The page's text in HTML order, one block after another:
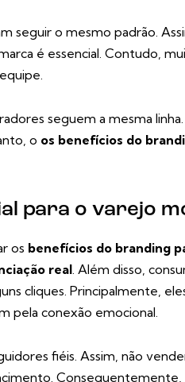
seguir o mesmo padrão.
é essencial. Contudo,
seguem a mesma linha.
o os benefícios do
para o varejo
os benefícios do branding
real . Além disso,
cliques. Principalmente,
pela conexão emocional.
fiéis. Assim, não